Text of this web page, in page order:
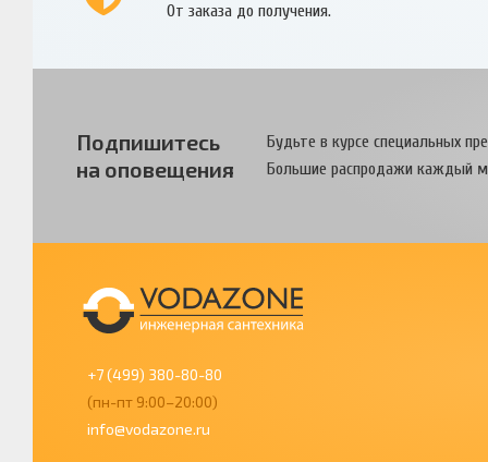
От заказа до получения.
Подпишитесь
на оповещения
Будьте в курсе специальных
Большие распродажи каждый
+7 (499) 380-80-80
(пн-пт 9:00–20:00)
info@vodazone.ru